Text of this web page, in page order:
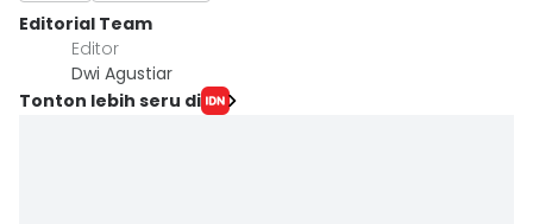
Editorial Team
Editor
Dwi Agustiar
Tonton lebih seru di